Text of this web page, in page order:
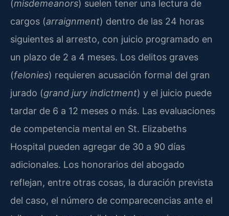
(misdemeanors) suelen tener una lectura de
cargos (arraignment) dentro de las 24 horas
siguientes al arresto, con juicio programado en
un plazo de 2 a 4 meses. Los delitos graves
(felonies) requieren acusación formal del gran
jurado (grand jury indictment) y el juicio puede
tardar de 6 a 12 meses o más. Las evaluaciones
de competencia mental en St. Elizabeths
Hospital pueden agregar de 30 a 90 días
adicionales. Los honorarios del abogado
reflejan, entre otras cosas, la duración prevista
del caso, el número de comparecencias ante el